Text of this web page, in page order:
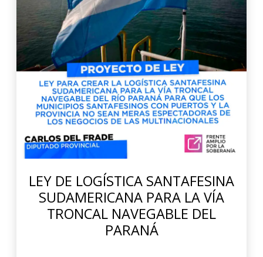
LEY DE LOGÍSTICA SANTAFESINA
SUDAMERICANA PARA LA VÍA
TRONCAL NAVEGABLE DEL
PARANÁ